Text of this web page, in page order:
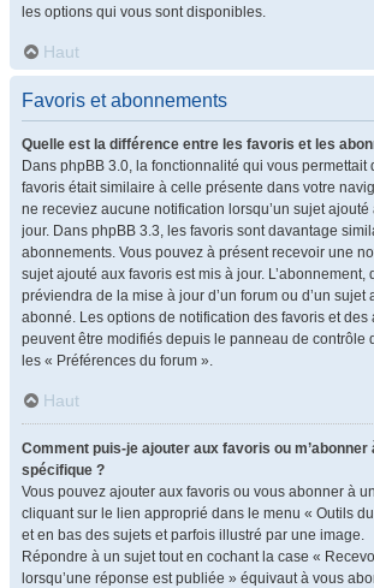
les options qui vous sont disponibles.
Haut
Favoris et abonnements
Quelle est la différence entre les favoris et les
Dans phpBB 3.0, la fonctionnalité qui vous permettait
favoris était similaire à celle présente dans votre
ne receviez aucune notification lorsqu’un sujet
jour. Dans phpBB 3.3, les favoris sont davantage
abonnements. Vous pouvez à présent recevoir une
sujet ajouté aux favoris est mis à jour. L’abonnement,
préviendra de la mise à jour d’un forum ou d’un sujet
abonné. Les options de notification des favoris et des
peuvent être modifiés depuis le panneau de contrôle
les « Préférences du forum ».
Haut
Comment puis-je ajouter aux favoris ou m’abonner
spécifique ?
Vous pouvez ajouter aux favoris ou vous abonner à
cliquant sur le lien approprié dans le menu « Outils
et en bas des sujets et parfois illustré par une image.
Répondre à un sujet tout en cochant la case «
lorsqu’une réponse est publiée » équivaut à vous